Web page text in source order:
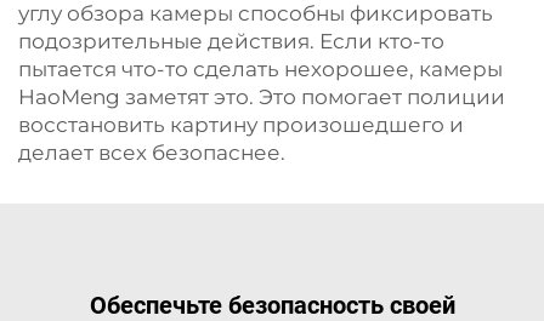
углу обзора камеры способны фиксировать
подозрительные действия. Если кто-то
пытается что-то сделать нехорошее, камеры
HaoMeng заметят это. Это помогает полиции
восстановить картину произошедшего и
делает всех безопаснее.
Обеспечьте безопасность своей